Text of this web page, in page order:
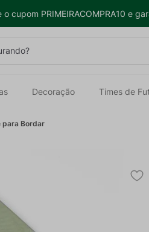
o cupom PRIMEIRACOMPRA10 e
Decoração Times de
para Bordar